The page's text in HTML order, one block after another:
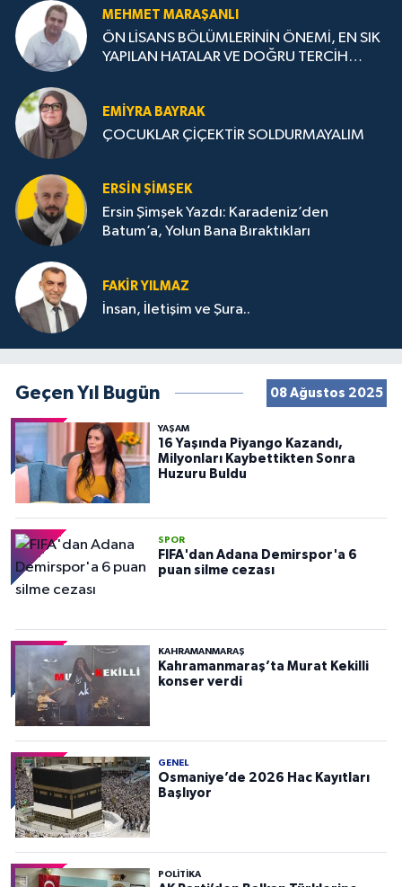
MEHMET MARAŞANLI
ÖN LİSANS BÖLÜMLERİNİN ÖNEMİ, EN SIK
YAPILAN HATALAR VE DOĞRU TERCİH
EMIYRA BAYRAK
ÇOCUKLAR ÇİÇEKTİR SOLDURMAYALIM
ERSIN ŞIMŞEK
Ersin Şimşek Yazdı: Karadeniz’den
Batum’a, Yolun Bana Bıraktıkları
FAKIR YILMAZ
İnsan, İletişim ve Şura..
Geçen Yıl Bugün 08 Ağustos 2025
YAŞAM
16 Yaşında Piyango Kazandı,
Milyonları Kaybettikten Sonra
Huzuru Buldu
SPOR
FIFA'dan Adana Demirspor'a 6
puan silme cezası
KAHRAMANMARAŞ
Kahramanmaraş’ta Murat Kekilli
konser verdi
GENEL
Osmaniye’de 2026 Hac Kayıtları
Başlıyor
POLITIKA